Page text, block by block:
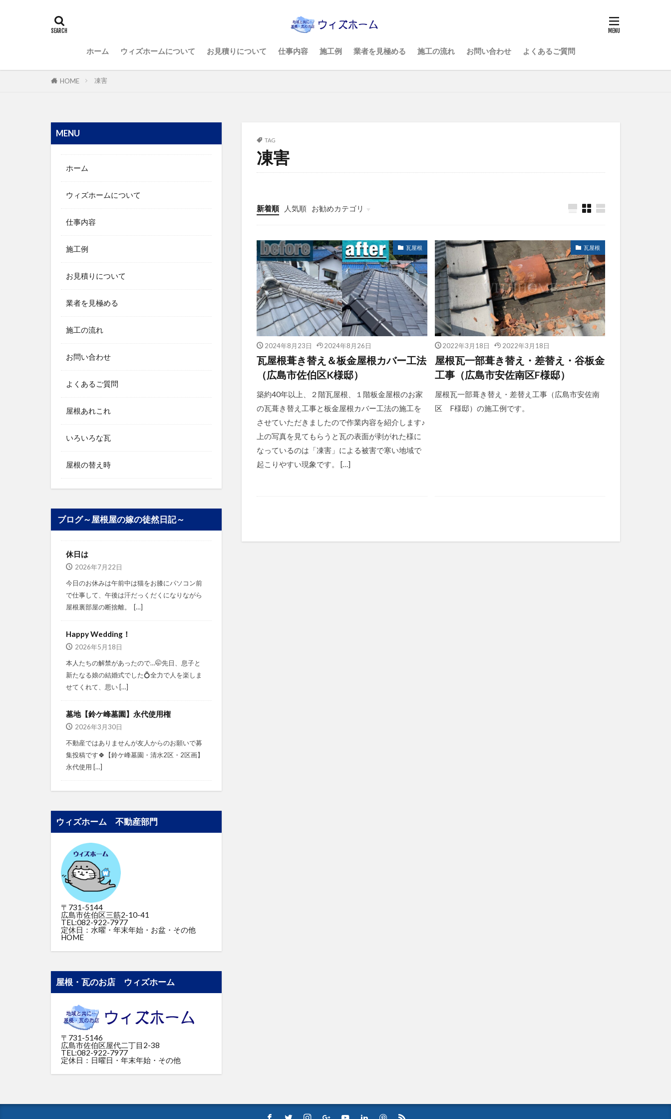
ホーム ウィズホームについて お見積りについて 仕事内容 施工例 業者を見極める 施工の流れ お問い合わせ よくあるご質問
HOME 凍害
TAG
凍害
新着順 人気順
お勧めカテゴリ
施工例すべて
瓦屋根
2024年8月23日 2024年8月26日
瓦屋根葺き替え＆板金屋根カバー工法
（広島市佐伯区K様邸）
築約40年以上、２階瓦屋根、１階板金屋根のお家
の瓦葺き替え工事と板金屋根カバー工法の施工を
させていただきましたので作業内容を紹介します♪
上の写真を見てもらうと瓦の表面が剥がれた様に
なっているのは「凍害」による被害で寒い地域で
起こりやすい現象です。 […]
瓦屋根
2022年3月18日 2022年3月18日
屋根瓦一部葺き替え・差替え・谷板金
工事（広島市安佐南区F様邸）
屋根瓦一部葺き替え・差替え工事（広島市安佐南
区 F様邸）の施工例です。
MENU
ホーム
ウィズホームについて
仕事内容
施工例
お見積りについて
業者を見極める
施工の流れ
お問い合わせ
よくあるご質問
屋根あれこれ
いろいろな瓦
屋根の替え時
ブログ～屋根屋の嫁の徒然日記～
休日は
2026年7月22日
今日のお休みは午前中は猫をお膝にパソコン前
で仕事して、午後は汗だっくだくになりながら
屋根裏部屋の断捨離。⁡ ⁡ […]
Happy Wedding！
2026年5月18日
本人たちの解禁があったので…🤭⁡⁡先日、息子と
新たなる娘の結婚式でした💍⁡⁡⁡全力で人を楽しま
せてくれて、思い […]
墓地【鈴ケ峰墓園】永代使用権
2026年3月30日
不動産ではありませんが⁡⁡友人からのお願いで募
集投稿です🍀⁡⁡⁡⁡【鈴ケ峰墓園・清水2区・2区画】⁡⁡
永代使用 […]
ウィズホーム 不動産部門
〒731-5144
広島市佐伯区三筋2-10-41
TEL:082-922-7977
定休日：水曜・年末年始・お盆・その他
HOME
屋根・瓦のお店 ウィズホーム
〒731-5146
広島市佐伯区屋代二丁目2-38
TEL:082-922-7977
定休日：日曜日・年末年始・その他